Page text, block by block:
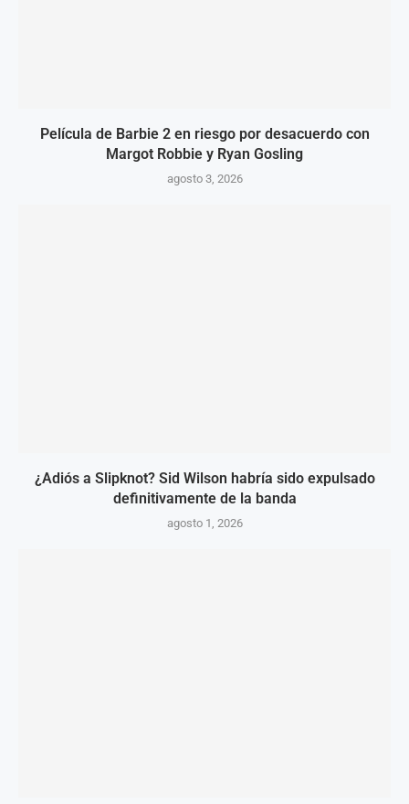
Película de Barbie 2 en riesgo por desacuerdo con
Margot Robbie y Ryan Gosling
agosto 3, 2026
¿Adiós a Slipknot? Sid Wilson habría sido expulsado
definitivamente de la banda
agosto 1, 2026